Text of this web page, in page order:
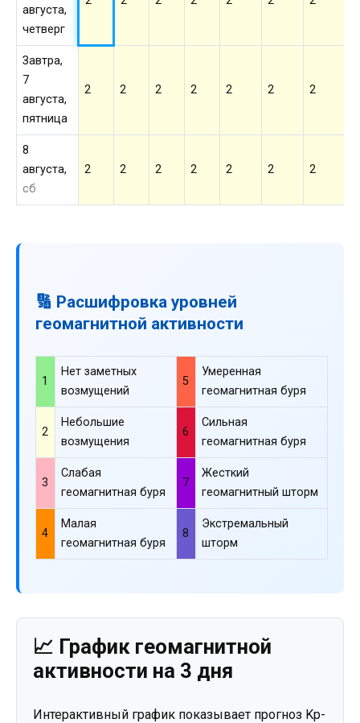
августа,
четверг
Завтра,
7
августа,
пятница
2 2 2 2 2 2 2
8
августа,
сб
2 2 2 2 2 2 2
🔢 Расшифровка уровней
геомагнитной активности
1
Нет заметных
возмущений
5
Умеренная
геомагнитная буря
2
Небольшие
возмущения
6
Сильная
геомагнитная буря
3
Слабая
геомагнитная буря
7
Жесткий
геомагнитный шторм
4
Малая
геомагнитная буря
8
Экстремальный
шторм
📈 График геомагнитной
активности на 3 дня
Интерактивный график показывает прогноз Kp-